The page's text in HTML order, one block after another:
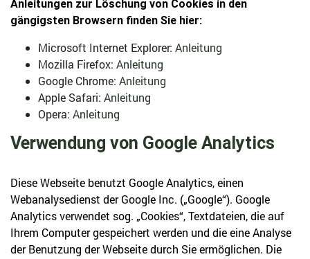
Anleitungen zur Löschung von Cookies in den
gängigsten Browsern finden Sie hier:
Microsoft Internet Explorer: Anleitung
Mozilla Firefox: Anleitung
Google Chrome: Anleitung
Apple Safari: Anleitung
Opera: Anleitung
Verwendung von Google Analytics
Diese Webseite benutzt Google Analytics, einen
Webanalysedienst der Google Inc. („Google“). Google
Analytics verwendet sog. „Cookies“, Textdateien, die auf
Ihrem Computer gespeichert werden und die eine Analyse
der Benutzung der Webseite durch Sie ermöglichen. Die